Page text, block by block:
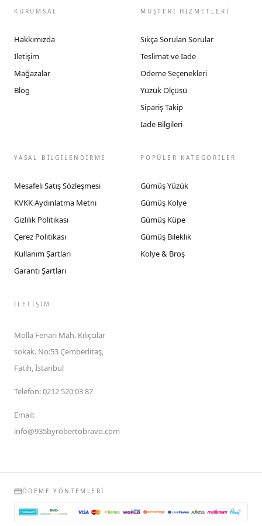
KURUMSAL
Hakkımızda
İletişim
Mağazalar
Blog
MÜŞTERİ HİZMETLERİ
Sıkça Sorulan Sorular
Teslimat ve İade
Ödeme Seçenekleri
Yüzük Ölçüsü
Sipariş Takip
İade Bilgileri
YASAL BİLGİLENDİRME
Mesafeli Satış Sözleşmesi
KVKK Aydınlatma Metni
Gizlilik Politikası
Çerez Politikası
Kullanım Şartları
Garanti Şartları
POPÜLER KATEGORİLER
Gümüş Yüzük
Gümüş Kolye
Gümüş Küpe
Gümüş Bileklik
Kolye & Broş
İLETIŞIM
Molla Fenari Mah. Kılıçcılar
sokak. No:53 Çemberlitaş,
Fatih, İstanbul
Telefon:0212 520 03 87
Email:
info@935byrobertobravo.com
ÖDEME YÖNTEMLERI